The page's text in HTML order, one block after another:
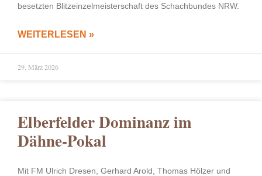
besetzten Blitzeinzelmeisterschaft des Schachbundes NRW.
WEITERLESEN »
29. März 2026
Elberfelder Dominanz im
Dähne-Pokal
Mit FM Ulrich Dresen, Gerhard Arold, Thomas Hölzer und